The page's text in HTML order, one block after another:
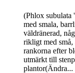
(Phlox subulata
med smala,
väldränerad,
rikligt med
rankorna efter
utmärkt till
plantor(Ändra...